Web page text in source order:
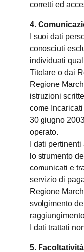
corretti ed
4.
I suoi dati
conosciuti
individuati
Titolare o dai
Regione
istruzioni
come
30 giugno
operato.
I dati
lo strumento
comunicati e
servizio di
Regione
svolgimento
I dati trattati
5.